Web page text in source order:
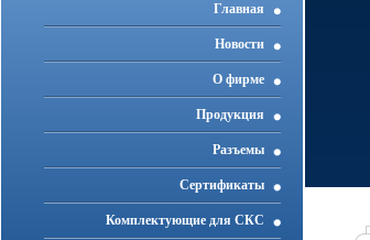
Главная
Новости
О фирме
Продукция
Разъемы
Cертификаты
Комплектующие для СКС